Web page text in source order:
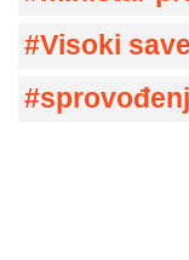
Visoki